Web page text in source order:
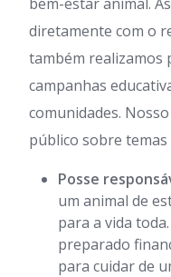
diretamente com o
também realizamos
campanhas
comunidades.
público sobre
Posse
um animal de
para a vida
preparado
para cuidar de